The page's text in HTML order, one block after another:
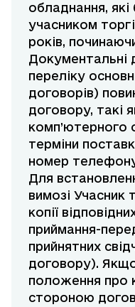
обладнання,
учасником
років,
Документальні
переліку
договорів)
договору, такі
комп’ютерного
терміни
номер
Для
вимозі Учасник
копії
приймання-
прийнятних
договору).
положення про
стороною